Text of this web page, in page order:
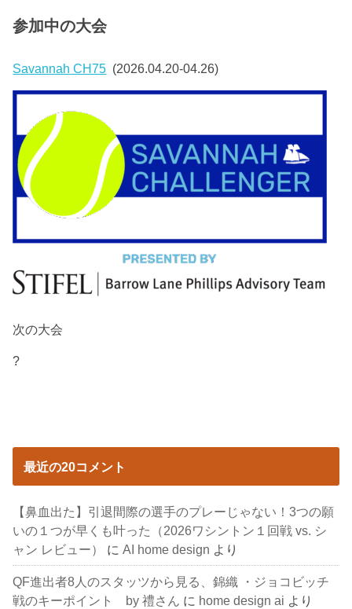
参加中の大会
Savannah CH75 (2026.04.20-04.26)
次の大会
?
最近の20コメント
【鼻血出た】引退間際の選手のプレーじゃない！3つの願
いの１つが早くも叶った（2026ワシントン１回戦 vs. シ
ャン レビュー）
にAI home design より
QF進出者8人のスタッツから見る、錦織 ・ジョコビッチ
戦のキーポイント by 禮さん に home design ai より